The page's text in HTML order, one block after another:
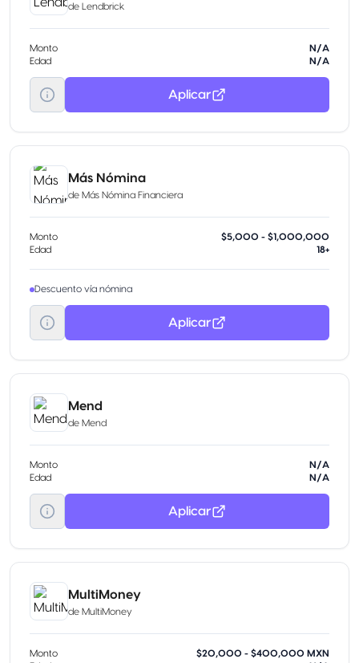
de Lendbrick
Monto
N/A
Edad
N/A
Aplicar
Más Nómina
de Más Nómina Financiera
Monto
$5,000 - $1,000,000
Edad
18+
Descuento vía nómina
Aplicar
Mend
de Mend
Monto
N/A
Edad
N/A
Aplicar
MultiMoney
de MultiMoney
Monto
$20,000 - $400,000 MXN